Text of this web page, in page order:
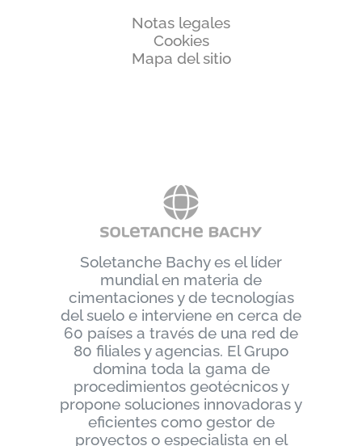
Notas legales
Cookies
Mapa del sitio
Soletanche Bachy es el líder
mundial en materia de
cimentaciones y de tecnologías
del suelo e interviene en cerca de
60 países a través de una red de
80 filiales y agencias. El Grupo
domina toda la gama de
procedimientos geotécnicos y
propone soluciones innovadoras y
eficientes como gestor de
proyectos o especialista en el